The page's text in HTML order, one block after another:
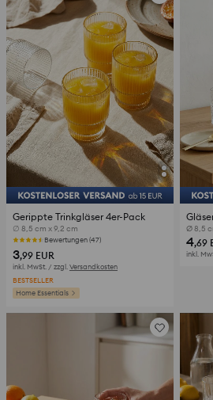
Gerippte Trinkgläser 4er-Pack
∅ 8,5 cm x 9,2 cm
Bewertungen (47)
3,99 EUR
inkl. MwSt. / zzgl. Versandkosten
BESTSELLER
Home Essentials
Ø 8,5
4,69
inkl.